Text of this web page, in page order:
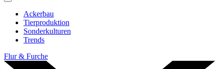
Ackerbau
Tier­pro­duk­tion
Sonder­kul­turen
Trends
Flur & Furche